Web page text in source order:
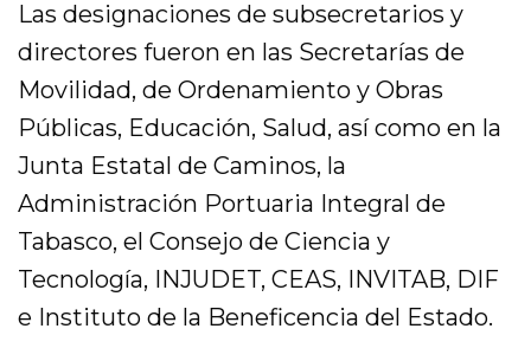
Las designaciones de subsecretarios y
directores fueron en las Secretarías de
Movilidad, de Ordenamiento y Obras
Públicas, Educación, Salud, así como en la
Junta Estatal de Caminos, la
Administración Portuaria Integral de
Tabasco, el Consejo de Ciencia y
Tecnología, INJUDET, CEAS, INVITAB, DIF
e Instituto de la Beneficencia del Estado.